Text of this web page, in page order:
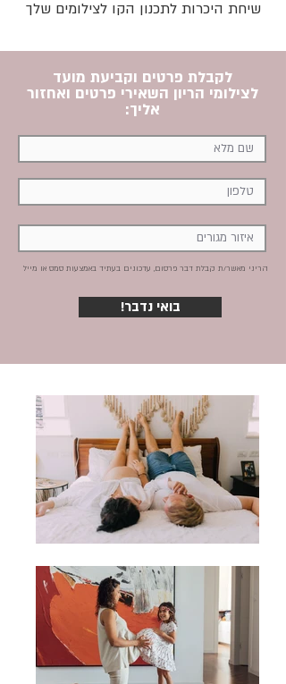
שיחת היכרות לתכנון הקו לצילומים שלך
לקבלת פרטים וקביעת מועד
לצילומי הריון השאירי פרטים ואחזור
אליך:
הריני מאשר/ת קבלת דבר פרסום, עדכונים בעתיד באמצעות סמס או מייל
!בואי נדבר